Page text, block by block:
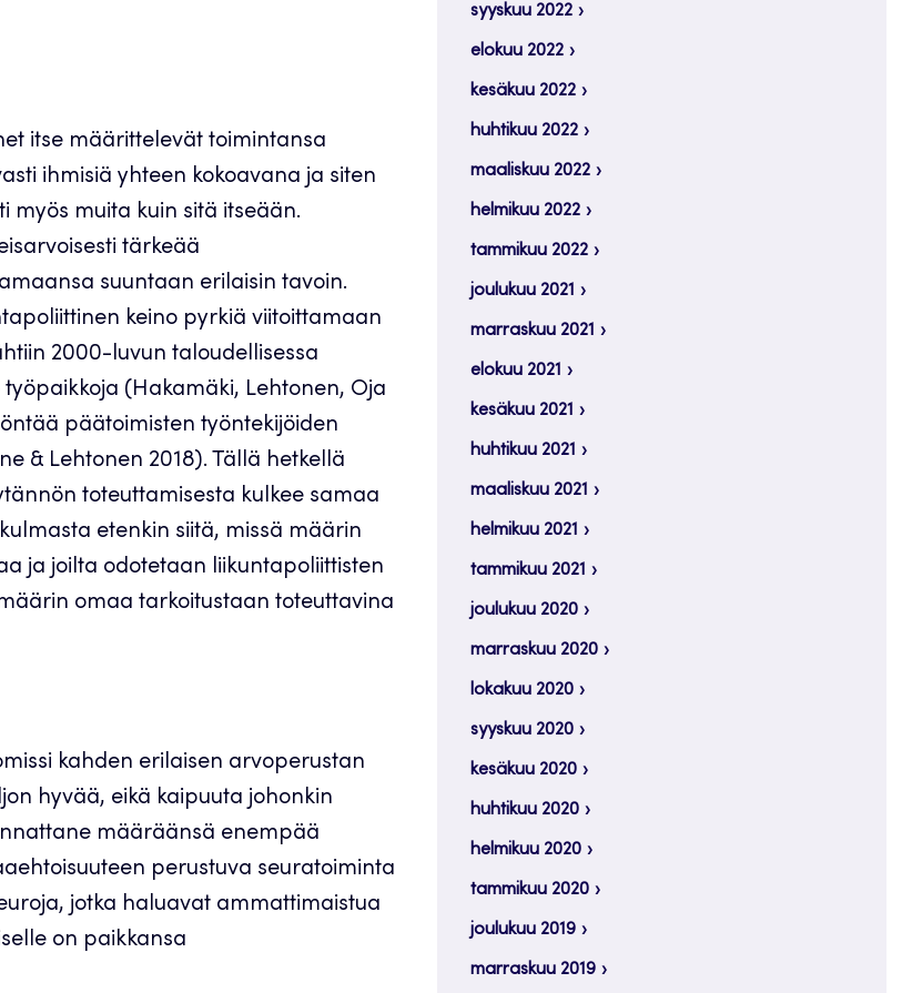
itse määrittelevät toimintansa
ihmisiä yhteen kokoavana ja siten
myös muita kuin sitä itseään.
tärkeää
suuntaan erilaisin tavoin.
keino pyrkiä viitoittamaan
2000-luvun taloudellisessa
(Hakamäki, Lehtonen, Oja
päätoimisten työntekijöiden
& Lehtonen 2018). Tällä hetkellä
toteuttamisesta kulkee samaa
etenkin siitä, missä määrin
ja joilta odotetaan liikuntapoliittisten
omaa tarkoitustaan toteuttavina
kahden erilaisen arvoperustan
hyvää, eikä kaipuuta johonkin
määräänsä enempää
perustuva seuratoiminta
jotka haluavat ammattimaistua
on paikkansa
syyskuu 2022
elokuu 2022
kesäkuu 2022
huhtikuu 2022
maaliskuu 2022
helmikuu 2022
tammikuu 2022
joulukuu 2021
marraskuu 2021
elokuu 2021
kesäkuu 2021
huhtikuu 2021
maaliskuu 2021
helmikuu 2021
tammikuu 2021
joulukuu 2020
marraskuu 2020
lokakuu 2020
syyskuu 2020
kesäkuu 2020
huhtikuu 2020
helmikuu 2020
tammikuu 2020
joulukuu 2019
marraskuu 2019